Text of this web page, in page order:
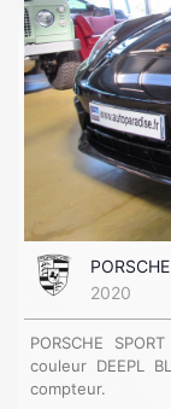
PORSCHE
2020
PORSCHE
couleur DEEPL
compteur.